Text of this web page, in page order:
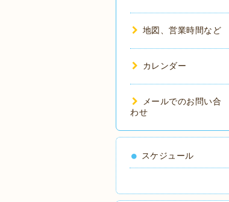
地図、営業時間など
カレンダー
メールでのお問い合
わせ
スケジュール